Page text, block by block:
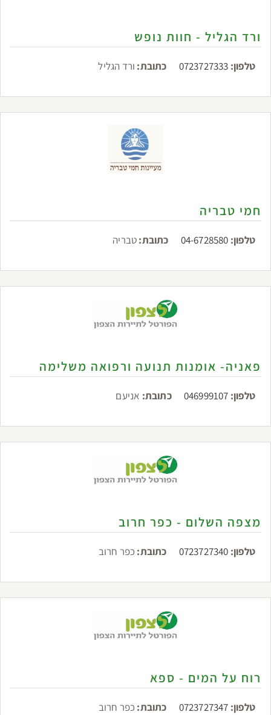
ורד הגליל - חוות נופש
טלפון: 0723727333 כתובת: ורד הגליל
חמי טבריה
טלפון: 04-6728580 כתובת:טבריה
פאניה- אומנות תנועה ורפואה משלימה
טלפון: 046999107 כתובת: אניעם
מצפה השלום - כפר חרוב
טלפון: 0723727340 כתובת: כפר חרוב
רוח על המים - ספא
טלפון: 0723727347 כתובת: כפר חרוב